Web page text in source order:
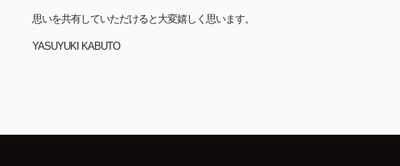
思いを共有していただけると大変嬉しく思います。
YASUYUKI KABUTO